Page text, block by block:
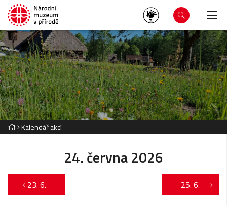
Kalendář akcí
24. června 2026
23. 6. 25. 6.